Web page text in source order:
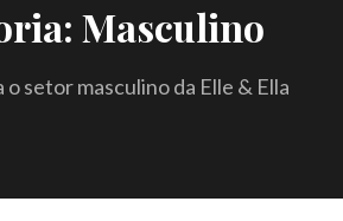
Masculino
setor masculino da Elle & Ella